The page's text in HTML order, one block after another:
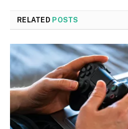
RELATED POSTS